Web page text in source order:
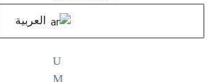
العربية